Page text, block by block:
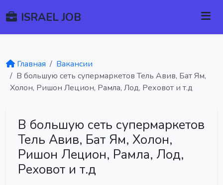
ISRAEL JOB
Главная
Вакансии
В большую сеть супермаркетов Тель Авив, Бат Ям,
Холон, Ришон Лецион, Рамла, Лод, Реховот и т.д
В большую сеть супермаркетов
Тель Авив, Бат Ям, Холон,
Ришон Лецион, Рамла, Лод,
Реховот и т.д